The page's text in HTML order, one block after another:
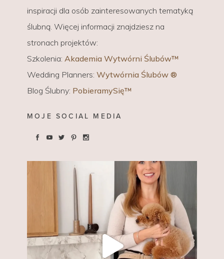
inspiracji dla osób zainteresowanych tematyką
ślubną. Więcej informacji znajdziesz na
stronach projektów:
Szkolenia: Akademia Wytwórni Ślubów™
Wedding Planners: Wytwórnia Ślubów ®
Blog Ślubny: PobieramySię™
MOJE SOCIAL MEDIA